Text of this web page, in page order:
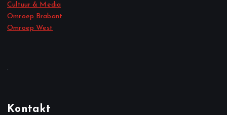
Cultuur & Media
Omroep Brabant
Omroep West
.
Kontakt